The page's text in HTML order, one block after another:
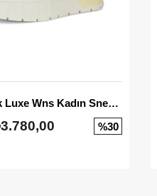
Mayze Stack Luxe Wns Kadın Sneaker
%30